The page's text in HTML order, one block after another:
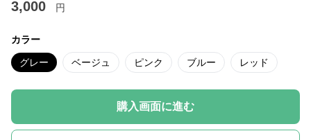
3,000 円
カラー
グレー ベージュ ピンク ブルー レッド
購入画面に進む